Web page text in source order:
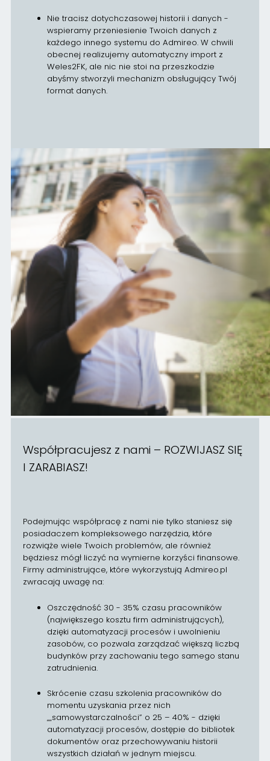
Nie tracisz dotychczasowej historii i danych -
wspieramy przeniesienie Twoich danych z
każdego innego systemu do Admireo. W chwili
obecnej realizujemy automatyczny import z
Weles2FK, ale nic nie stoi na przeszkodzie
abyśmy stworzyli mechanizm obsługujący Twój
format danych.
Współpracujesz z nami – ROZWIJASZ SIĘ
I ZARABIASZ!
Podejmując współpracę z nami nie tylko staniesz się
posiadaczem kompleksowego narzędzia, które
rozwiąże wiele Twoich problemów, ale również
będziesz mógł liczyć na wymierne korzyści finansowe.
Firmy administrujące, które wykorzystują Admireo.pl
zwracają uwagę na:
Oszczędność 30 - 35% czasu pracowników
(największego kosztu firm administrujących),
dzięki automatyzacji procesów i uwolnieniu
zasobów, co pozwala zarządzać większą liczbą
budynków przy zachowaniu tego samego stanu
zatrudnienia.
Skrócenie czasu szkolenia pracowników do
momentu uzyskania przez nich
„„samowystarczalności” o 25 – 40% - dzięki
automatyzacji procesów, dostępie do bibliotek
dokumentów oraz przechowywaniu historii
wszystkich działań w jednym miejscu.